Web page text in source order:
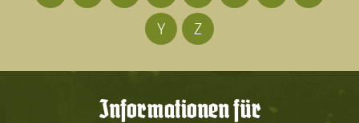
Y
Z
Informationen für